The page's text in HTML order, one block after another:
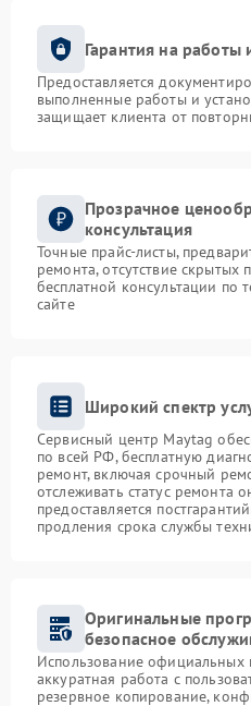
Гарантия на работы
Предоставляется
выполненные работы и
защищает клиента от
Прозрачное
консультация
Точные прайс-листы,
ремонта, отсутствие скрытых
бесплатной консультации по
сайте
Широкий спектр
Сервисный центр Maytag
по всей РФ, бесплатную
ремонт, включая срочный
отслеживать статус ремонта
предоставляется
продления срока службы
Оригинальные
безопасное
Использование
аккуратная работа с
резервное копирование,